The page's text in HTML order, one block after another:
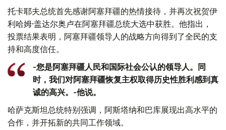
托卡耶夫总统首先感谢阿塞拜疆的热情接待，并再次祝贺伊
利哈姆·盖达尔奥卢在阿塞拜疆总统大选中获胜。他指出，
投票结果表明，阿塞拜疆领导人的战略方向得到了全民的支
持和高度信任。
-您是阿塞拜疆人民和国际社会公认的领导人。同
时，我们对阿塞拜疆恢复主权取得历史性胜利感到真
诚的高兴。-他说。
哈萨克斯坦总统特别强调，阿斯塔纳和巴库展现出高水平的
合作，并开拓新的共同工作领域。